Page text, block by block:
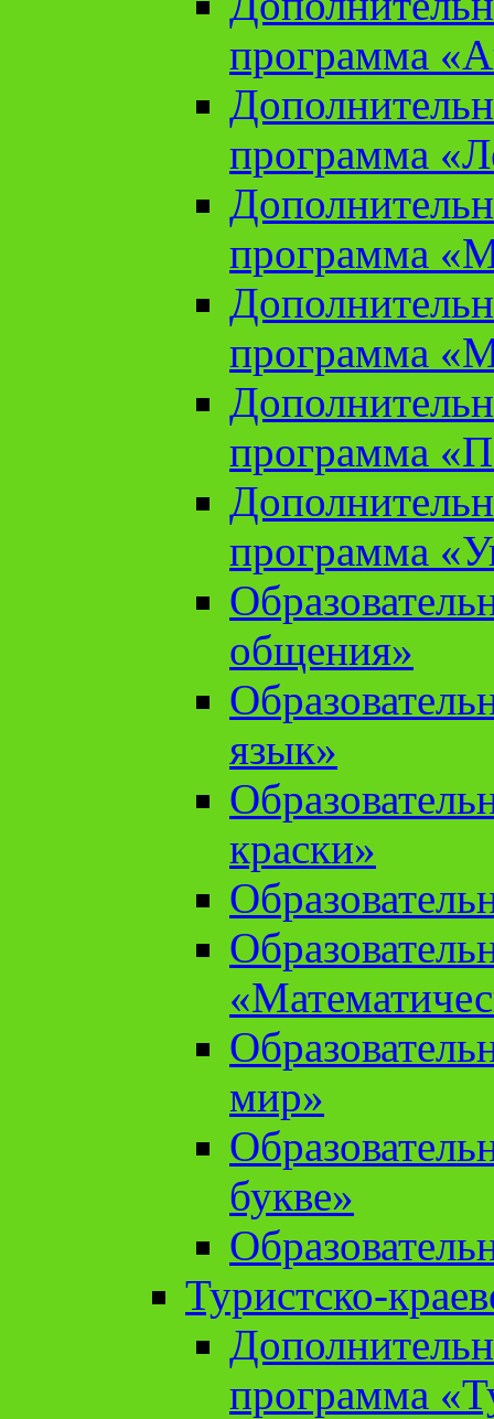
программа
программа
программа
программа
программа
программа
общения»
язык»
краски»
мир»
букве»
Туристско-
программа